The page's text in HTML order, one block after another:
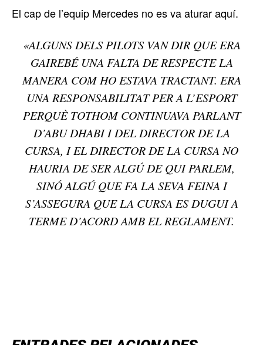
El cap de l’equip Mercedes no es va aturar aquí.
«ALGUNS DELS PILOTS VAN DIR QUE ERA
GAIREBÉ UNA FALTA DE RESPECTE LA
MANERA COM HO ESTAVA TRACTANT. ERA
UNA RESPONSABILITAT PER A L’ESPORT
PERQUÈ TOTHOM CONTINUAVA PARLANT
D’ABU DHABI I DEL DIRECTOR DE LA
CURSA, I EL DIRECTOR DE LA CURSA NO
HAURIA DE SER ALGÚ DE QUI PARLEM,
SINÓ ALGÚ QUE FA LA SEVA FEINA I
S’ASSEGURA QUE LA CURSA ES DUGUI A
TERME D’ACORD AMB EL REGLAMENT.